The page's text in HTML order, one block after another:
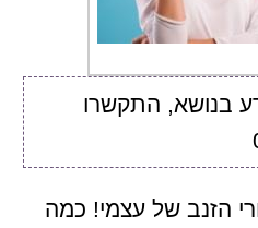
בנושא, התקשרו
הזנב של עצמי! כמה